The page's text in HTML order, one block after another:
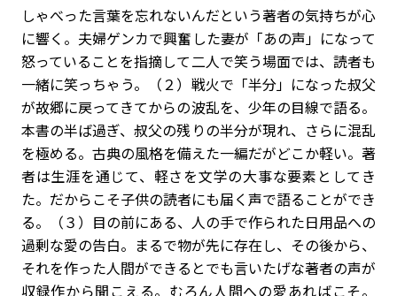
しゃべった言葉を忘れないんだという著者の気持ちが心
に響く。夫婦ゲンカで興奮した妻が「あの声」になって
怒っていることを指摘して二人で笑う場面では、読者も
一緒に笑っちゃう。（２）戦火で「半分」になった叔父
が故郷に戻ってきてからの波乱を、少年の目線で語る。
本書の半ば過ぎ、叔父の残りの半分が現れ、さらに混乱
を極める。古典の風格を備えた一編だがどこか軽い。著
者は生涯を通じて、軽さを文学の大事な要素としてき
た。だからこそ子供の読者にも届く声で語ることができ
る。（３）目の前にある、人の手で作られた日用品への
過剰な愛の告白。まるで物が先に存在し、その後から、
それを作った人間ができるとでも言いたげな著者の声が
収録作から聞こえる。むろん人間への愛あればこそ。